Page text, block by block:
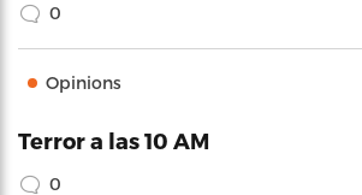
0
Opinions
Terror a las 10 AM
0